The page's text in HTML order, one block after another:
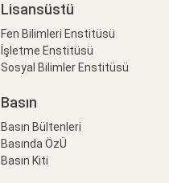
Lisansüstü
Fen Bilimleri Enstitüsü
İşletme Enstitüsü
Sosyal Bilimler Enstitüsü
Basın
Basın Bültenleri
Basında ÖzÜ
Basın Kiti